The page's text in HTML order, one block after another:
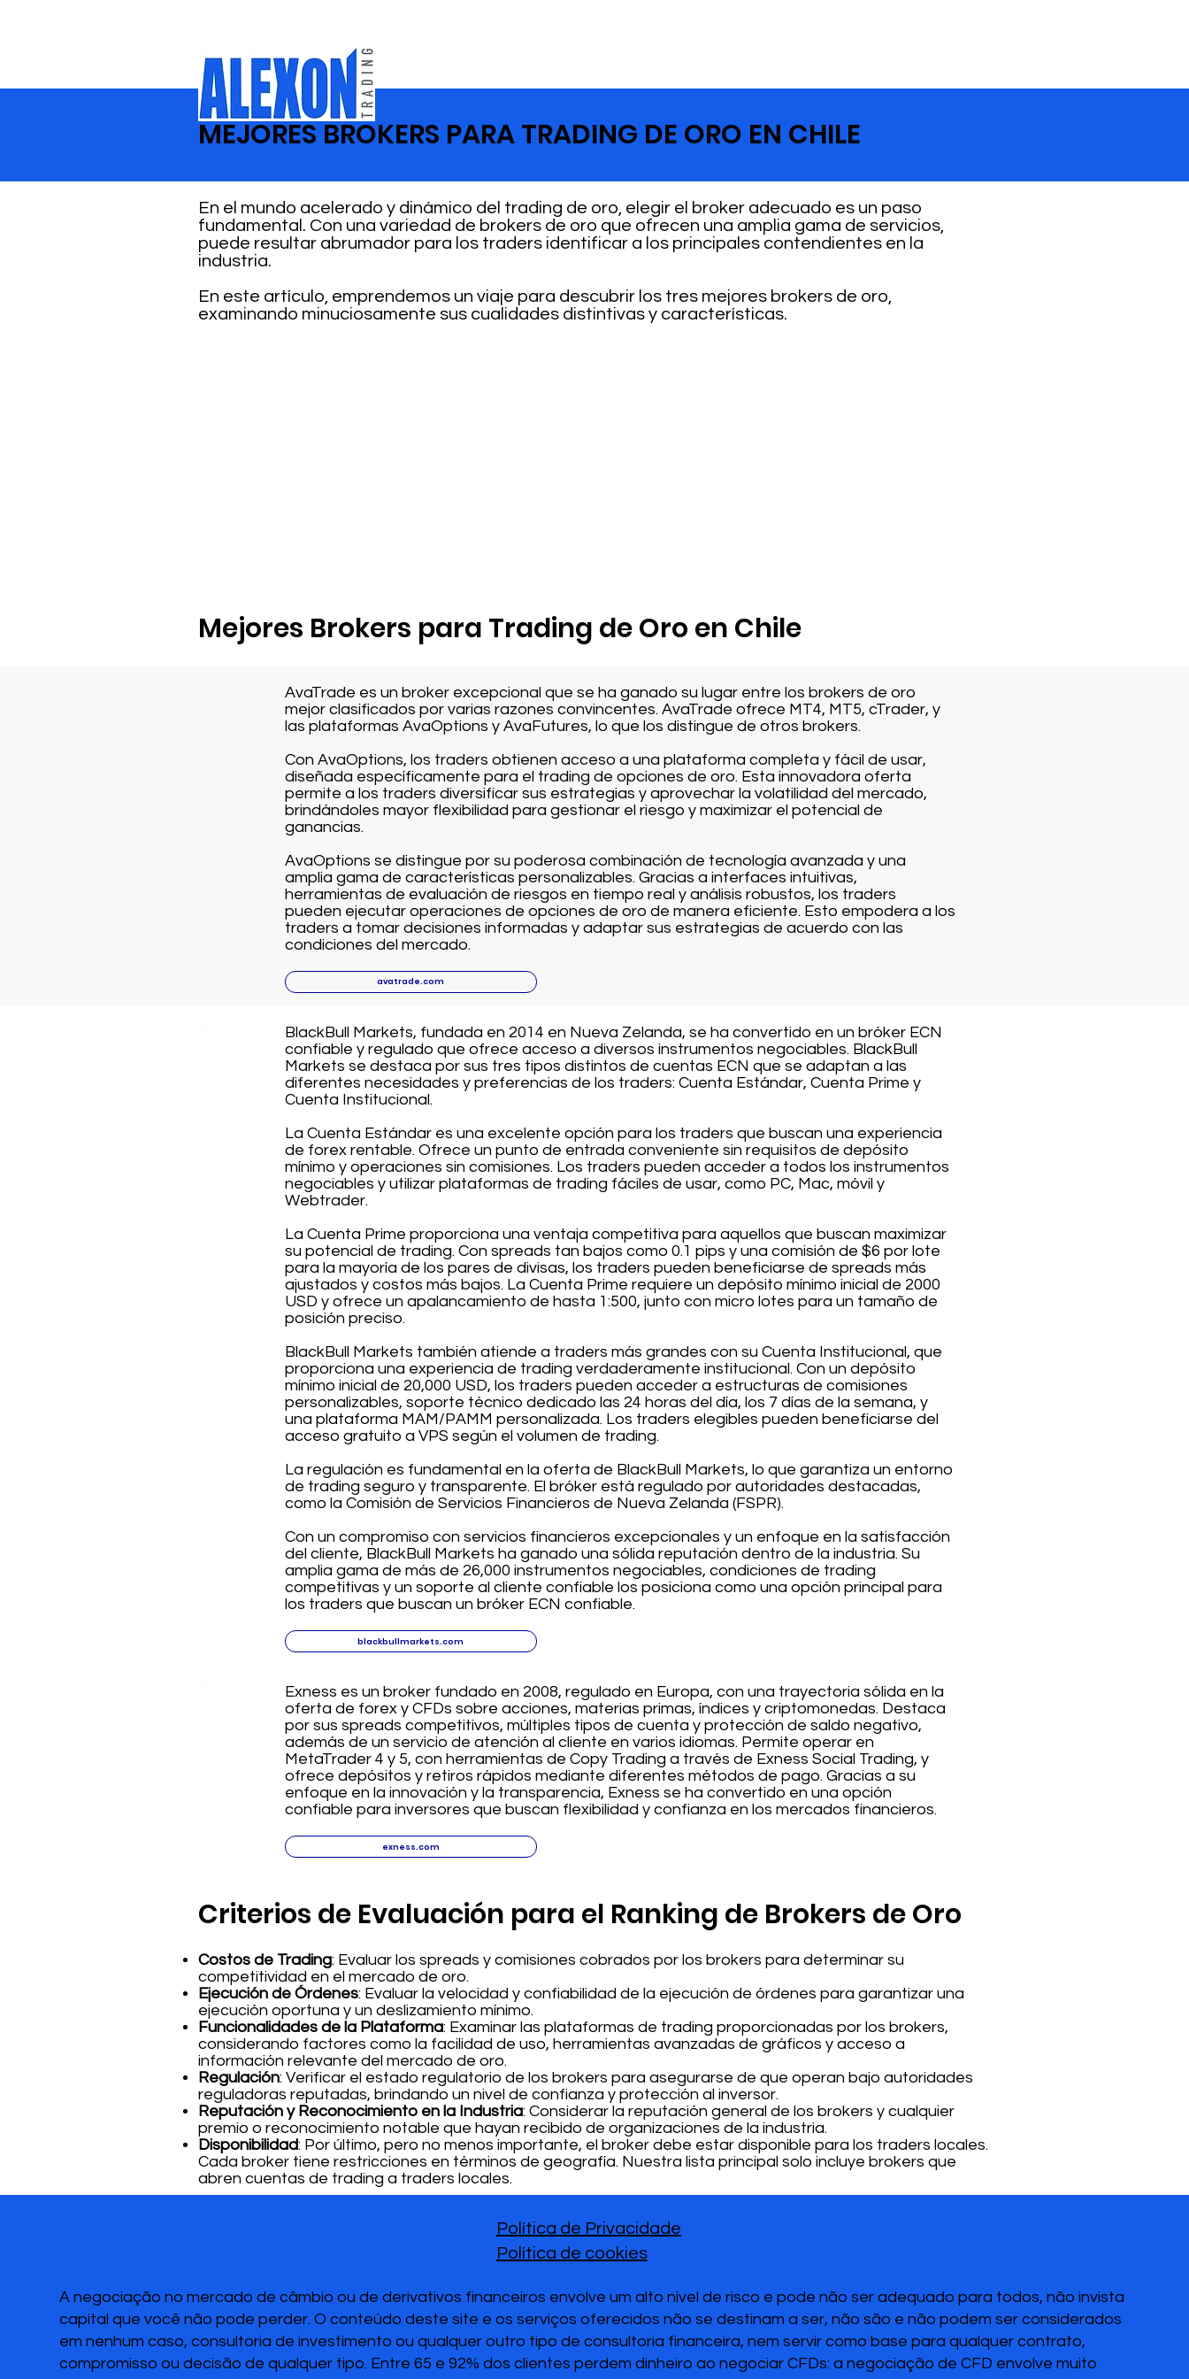
MEJORES BROKERS PARA TRADING DE ORO EN CHILE
Mejores Brokers para Trading de Oro en Chile
AvaTrade es un broker excepcional que se ha ganado su lugar entre los brokers de oro
mejor clasificados por varias razones convincentes. AvaTrade ofrece MT4, MT5, cTrader, y
las plataformas AvaOptions y AvaFutures, lo que los distingue de otros brokers.
Con AvaOptions, los traders obtienen acceso a una plataforma completa y fácil de usar,
diseñada específicamente para el trading de opciones de oro. Esta innovadora oferta
permite a los traders diversificar sus estrategias y aprovechar la volatilidad del mercado,
brindándoles mayor flexibilidad para gestionar el riesgo y maximizar el potencial de
ganancias.
AvaOptions se distingue por su poderosa combinación de tecnología avanzada y una
amplia gama de características personalizables. Gracias a interfaces intuitivas,
herramientas de evaluación de riesgos en tiempo real y análisis robustos, los traders
pueden ejecutar operaciones de opciones de oro de manera eficiente. Esto empodera a los
traders a tomar decisiones informadas y adaptar sus estrategias de acuerdo con las
condiciones del mercado.
avatrade.com
BlackBull Markets, fundada en 2014 en Nueva Zelanda, se ha convertido en un bróker ECN
confiable y regulado que ofrece acceso a diversos instrumentos negociables. BlackBull
Markets se destaca por sus tres tipos distintos de cuentas ECN que se adaptan a las
diferentes necesidades y preferencias de los traders: Cuenta Estándar, Cuenta Prime y
Cuenta Institucional.
La Cuenta Estándar es una excelente opción para los traders que buscan una experiencia
de forex rentable. Ofrece un punto de entrada conveniente sin requisitos de depósito
mínimo y operaciones sin comisiones. Los traders pueden acceder a todos los instrumentos
negociables y utilizar plataformas de trading fáciles de usar, como PC, Mac, móvil y
Webtrader.
La Cuenta Prime proporciona una ventaja competitiva para aquellos que buscan maximizar
su potencial de trading. Con spreads tan bajos como 0.1 pips y una comisión de $6 por lote
para la mayoría de los pares de divisas, los traders pueden beneficiarse de spreads más
ajustados y costos más bajos. La Cuenta Prime requiere un depósito mínimo inicial de 2000
USD y ofrece un apalancamiento de hasta 1:500, junto con micro lotes para un tamaño de
posición preciso.
BlackBull Markets también atiende a traders más grandes con su Cuenta Institucional, que
proporciona una experiencia de trading verdaderamente institucional. Con un depósito
mínimo inicial de 20,000 USD, los traders pueden acceder a estructuras de comisiones
personalizables, soporte técnico dedicado las 24 horas del día, los 7 días de la semana, y
una plataforma MAM/PAMM personalizada. Los traders elegibles pueden beneficiarse del
acceso gratuito a VPS según el volumen de trading.
La regulación es fundamental en la oferta de BlackBull Markets, lo que garantiza un entorno
de trading seguro y transparente. El bróker está regulado por autoridades destacadas,
como la Comisión de Servicios Financieros de Nueva Zelanda (FSPR).
Con un compromiso con servicios financieros excepcionales y un enfoque en la satisfacción
del cliente, BlackBull Markets ha ganado una sólida reputación dentro de la industria. Su
amplia gama de más de 26,000 instrumentos negociables, condiciones de trading
competitivas y un soporte al cliente confiable los posiciona como una opción principal para
los traders que buscan un bróker ECN confiable.
blackbullmarkets.com
Criterios de Evaluación para el Ranking de Brokers de Oro
Costos de Trading: Evaluar los spreads y comisiones cobrados por los brokers para determinar su
competitividad en el mercado de oro.
Ejecución de Órdenes: Evaluar la velocidad y confiabilidad de la ejecución de órdenes para garantizar una
ejecución oportuna y un deslizamiento mínimo.
Funcionalidades de la Plataforma: Examinar las plataformas de trading proporcionadas por los brokers,
considerando factores como la facilidad de uso, herramientas avanzadas de gráficos y acceso a
información relevante del mercado de oro.
Regulación: Verificar el estado regulatorio de los brokers para asegurarse de que operan bajo autoridades
reguladoras reputadas, brindando un nivel de confianza y protección al inversor.
Reputación y Reconocimiento en la Industria: Considerar la reputación general de los brokers y cualquier
premio o reconocimiento notable que hayan recibido de organizaciones de la industria.
Disponibilidad: Por último, pero no menos importante, el broker debe estar disponible para los traders locales.
Cada broker tiene restricciones en términos de geografía. Nuestra lista principal solo incluye brokers que
abren cuentas de trading a traders locales.
Exness es un broker fundado en 2008, regulado en Europa, con una trayectoria sólida en la
oferta de forex y CFDs sobre acciones, materias primas, índices y criptomonedas. Destaca
por sus spreads competitivos, múltiples tipos de cuenta y protección de saldo negativo,
además de un servicio de atención al cliente en varios idiomas. Permite operar en
MetaTrader 4 y 5, con herramientas de Copy Trading a través de Exness Social Trading, y
ofrece depósitos y retiros rápidos mediante diferentes métodos de pago. Gracias a su
enfoque en la innovación y la transparencia, Exness se ha convertido en una opción
confiable para inversores que buscan flexibilidad y confianza en los mercados financieros.
exness.com
En el mundo acelerado y dinámico del trading de oro, elegir el broker adecuado es un paso
fundamental. Con una variedad de brokers de oro que ofrecen una amplia gama de servicios,
puede resultar abrumador para los traders identificar a los principales contendientes en la
industria.
En este artículo, emprendemos un viaje para descubrir los tres mejores brokers de oro,
examinando minuciosamente sus cualidades distintivas y características.
A negociação no mercado de câmbio ou de derivativos financeiros envolve um alto nível de risco e pode não ser adequado para todos, não invista
capital que você não pode perder. O conteúdo deste site e os serviços oferecidos não se destinam a ser, não são e não podem ser considerados
em nenhum caso, consultoria de investimento ou qualquer outro tipo de consultoria financeira, nem servir como base para qualquer contrato,
compromisso ou decisão de qualquer tipo. Entre 65 e 92% dos clientes perdem dinheiro ao negociar CFDs: a negociação de CFD envolve muito
Política de Privacidade
Política de cookies